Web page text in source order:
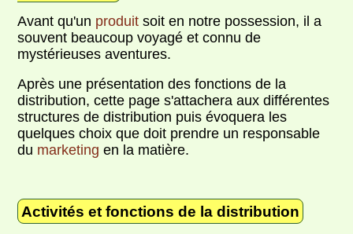
Avant qu'un produit soit en notre possession, il a
souvent beaucoup voyagé et connu de
mystérieuses aventures.
Après une présentation des fonctions de la
distribution, cette page s'attachera aux différentes
structures de distribution puis évoquera les
quelques choix que doit prendre un responsable
du marketing en la matière.
Activités et fonctions de la distribution